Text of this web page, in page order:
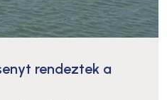
rendeztek a